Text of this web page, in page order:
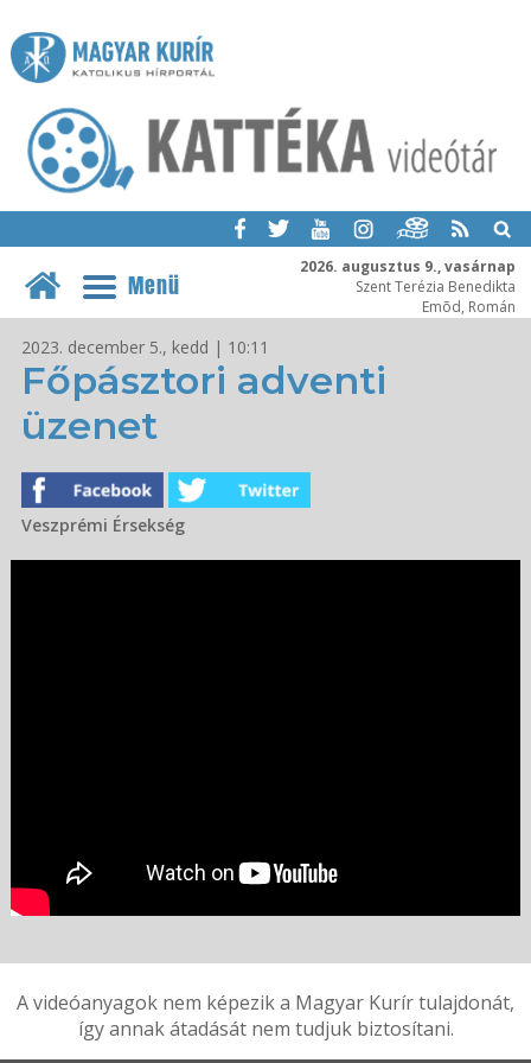
2026. augusztus 9., vasárnap
Szent Terézia Benedikta
Emõd, Román
Menü
2023. december 5., kedd | 10:11
Főpásztori adventi
üzenet
Veszprémi Érsekség
A videóanyagok nem képezik a Magyar Kurír tulajdonát,
így annak átadását nem tudjuk biztosítani.